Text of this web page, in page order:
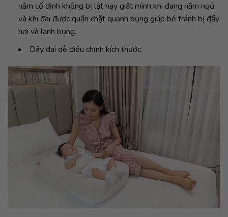
nằm cố định không bị lật hay giật mình khi đang nằm ngủ
và khi đai được quấn chặt quanh bụng giúp bé tránh bị đầy
hơi và lạnh bụng.
Dây đai dễ điều chỉnh kích thước.